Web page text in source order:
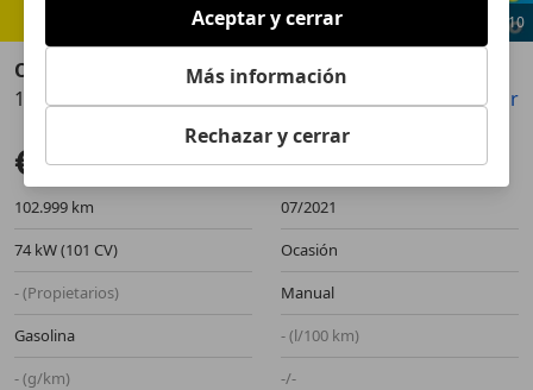
Anterior
10
Opel Corsa
1.2T XHL S/S GS-Line 100
Guardar Compartir
€ 8.719
102.999 km
07/2021
74 kW (101 CV)
Ocasión
- (Propietarios)
Manual
Gasolina
- (l/100 km)
- (g/km)
-/-
Aceptar y cerrar
Más información
Rechazar y cerrar